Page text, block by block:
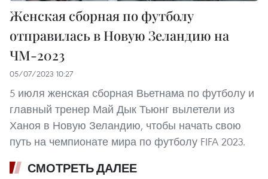
Женская сборная по футболу
отправилась в Новую Зеландию на
ЧМ-2023
05/07/2023 10:27
5 июля женская сборная Вьетнама по футболу и
главный тренер Май Дык Тьюнг вылетели из
Ханоя в Новую Зеландию, чтобы начать свою
путь на чемпионате мира по футболу FIFA 2023.
СМОТРЕТЬ ДАЛЕЕ